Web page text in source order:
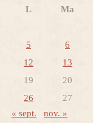
L Ma
5
6
12
13
19
20
26
27
« sept. nov. »